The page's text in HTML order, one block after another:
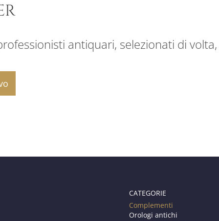
antiquari, selezionati di volta,
CATEGORIE
Complementi
Orologi antichi